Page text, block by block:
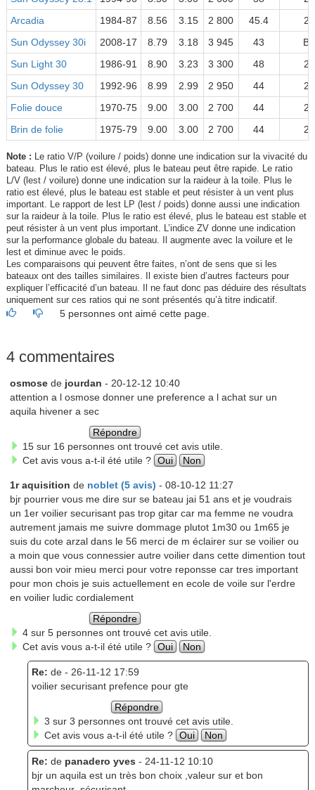
Arcadia
1984-87 8.56 3.15 2 800 45.4
2
Sun Odyssey 30i
2008-17 8.79 3.18 3 945 43
B
Sun Light 30
1986-91 8.90 3.23 3 300 48
2
Sun Odyssey 30
1992-96 8.99 2.99 2 950 44
2
Folie douce
1970-75 9.00 3.00 2 700 44
2
Brin de folie
1975-79 9.00 3.00 2 700 44 2
Note : Le ratio V/P (voilure / poids) donne une indication sur la vivacité du
bateau. Plus le ratio est élevé, plus le bateau peut être rapide. Le ratio
L/V (lest / voilure) donne une indication sur la raideur à la toile. Plus le
ratio est élevé, plus le bateau est stable et peut résister à un vent plus
important. Le rapport de lest LP (lest / poids) donne aussi une indication
sur la raideur à la toile. Plus le ratio est élevé, plus le bateau est stable et
peut résister à un vent plus important. L’indice ZV donne une indication
sur la performance globale du bateau. Il augmente avec la voilure et le
lest et diminue avec le poids.
Les comparaisons qui peuvent être faites, n’ont de sens que si les
bateaux ont des tailles similaires. Il existe bien d’autres facteurs pour
expliquer l’efficacité d’un bateau. Il ne faut donc pas déduire des résultats
uniquement sur ces ratios qui ne sont présentés qu’à titre indicatif.
5 personnes ont aimé cette page.
4 commentaires
osmosede jourdan - 20-12-12 10:40
attention a l osmose donner une preference a l achat sur un
aquila hivener a sec
Répondre
15 sur 16 personnes ont trouvé cet avis utile.
Cet avis vous a-t-il été utile ? Oui Non
1r aquisition de noblet (5 avis) - 08-10-12 11:27
bjr pourrier vous me dire sur se bateau jai 51 ans et je voudrais
un 1er voilier securisant pas trop gitar car ma femme ne voudra
autrement jamais me suivre dommage plutot 1m30 ou 1m65 je
suis du cote arzal dans le 56 merci de m éclairer sur se voilier ou
a moin que vous connessier autre voilier dans cette dimention tout
aussi bon voir mieu merci pour votre reponsse car tres important
pour mon chois je suis actuellement en ecole de voile sur l'erdre
en voilier ludic cordialement
Répondre
4 sur 5 personnes ont trouvé cet avis utile.
Cet avis vous a-t-il été utile ? Oui Non
Re: de - 26-11-12 17:59
voilier securisant prefence pour gte
Répondre
3 sur 3 personnes ont trouvé cet avis utile.
Cet avis vous a-t-il été utile ? Oui Non
Re: de panadero yves - 24-11-12 10:10
bjr un aquila est un très bon choix ,valeur sur et bon